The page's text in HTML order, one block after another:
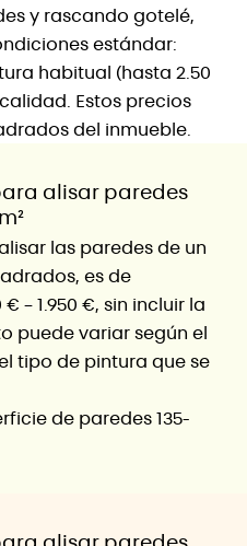
y rascando gotelé,
estándar:
habitual (hasta 2.50
Estos precios
del inmueble.
alisar paredes
las paredes de un
es de
€ – 1.950 €, sin incluir la
puede variar según el
tipo de pintura que se
de paredes 135-